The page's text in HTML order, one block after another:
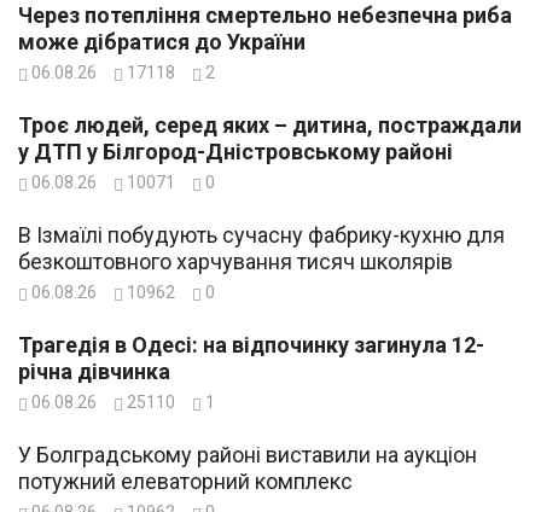
Через потепління смертельно небезпечна риба
може дібратися до України
06.08.26 17118 2
Троє людей, серед яких – дитина, постраждали
у ДТП у Білгород-Дністровському районі
06.08.26 10071 0
В Ізмаїлі побудують сучасну фабрику-кухню для
безкоштовного харчування тисяч школярів
06.08.26 10962 0
Трагедія в Одесі: на відпочинку загинула 12-
річна дівчинка
06.08.26 25110 1
У Болградському районі виставили на аукціон
потужний елеваторний комплекс